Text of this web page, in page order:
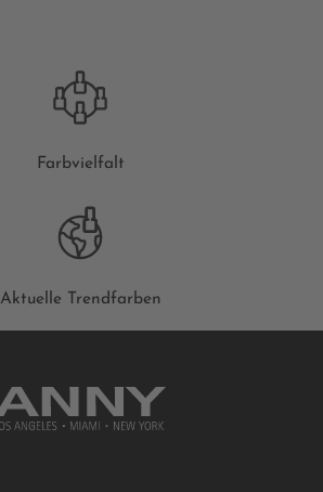
Farbvielfalt
Aktuelle Trendfarben